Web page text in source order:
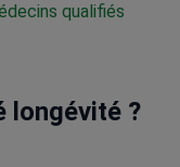
qualifiés
longévité ?